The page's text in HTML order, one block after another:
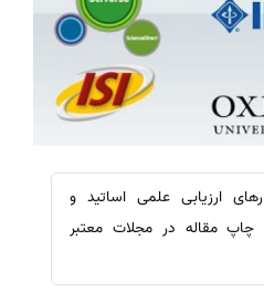
ارزیابی علمی اساتید و
چاپ مقاله در مجلات معتبر